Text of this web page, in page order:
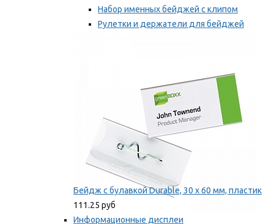
Набор именных бейджей с клипом
Рулетки и держатели для бейджей
Бейдж с булавкой Durable, 30 х 60 мм, пластик
111.25 руб
Информационные дисплеи